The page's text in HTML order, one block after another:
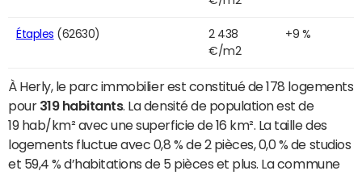
Étaples (62630)
2 438
€/m2
+9 %
À Herly, le parc immobilier est constitué de 178 logements
pour 319 habitants. La densité de population est de
19 hab/km² avec une superficie de 16 km². La taille des
logements fluctue avec 0,8 % de 2 pièces, 0,0 % de studios
et 59,4 % d’habitations de 5 pièces et plus. La commune